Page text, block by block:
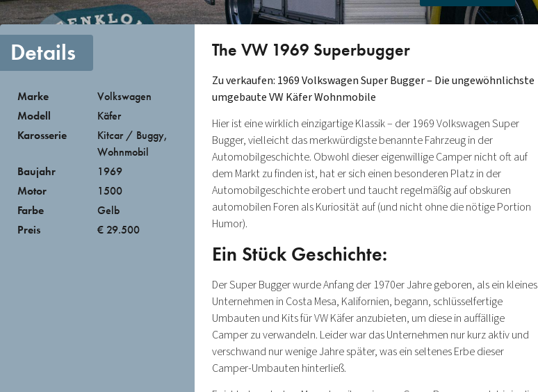
Details
Marke
Volkswagen
Modell
Käfer
Karosserie
Kitcar / Buggy,
Wohnmobil
Baujahr
1969
Motor
1500
Farbe
Gelb
Preis
€ 29.500
The VW 1969 Superbugger
Zu verkaufen: 1969 Volkswagen Super Bugger – Die ungewöhnlichste
umgebaute VW Käfer Wohnmobile
Hier ist eine wirklich einzigartige Klassik – der 1969 Volkswagen Super
Bugger, vielleicht das merkwürdigste benannte Fahrzeug in der
Automobilgeschichte. Obwohl dieser eigenwillige Camper nicht oft auf
dem Markt zu finden ist, hat er sich einen besonderen Platz in der
Automobilgeschichte erobert und taucht regelmäßig auf obskuren
automobilen Foren als Kuriosität auf (und nicht ohne die nötige Portion
Humor).
Ein Stück Geschichte:
Der Super Bugger wurde Anfang der 1970er Jahre geboren, als ein kleines
Unternehmen in Costa Mesa, Kalifornien, begann, schlüsselfertige
Umbauten und Kits für VW Käfer anzubieten, um diese in auffällige
Camper zu verwandeln. Leider war das Unternehmen nur kurz aktiv und
verschwand nur wenige Jahre später, was ein seltenes Erbe dieser
Camper-Umbauten hinterließ.